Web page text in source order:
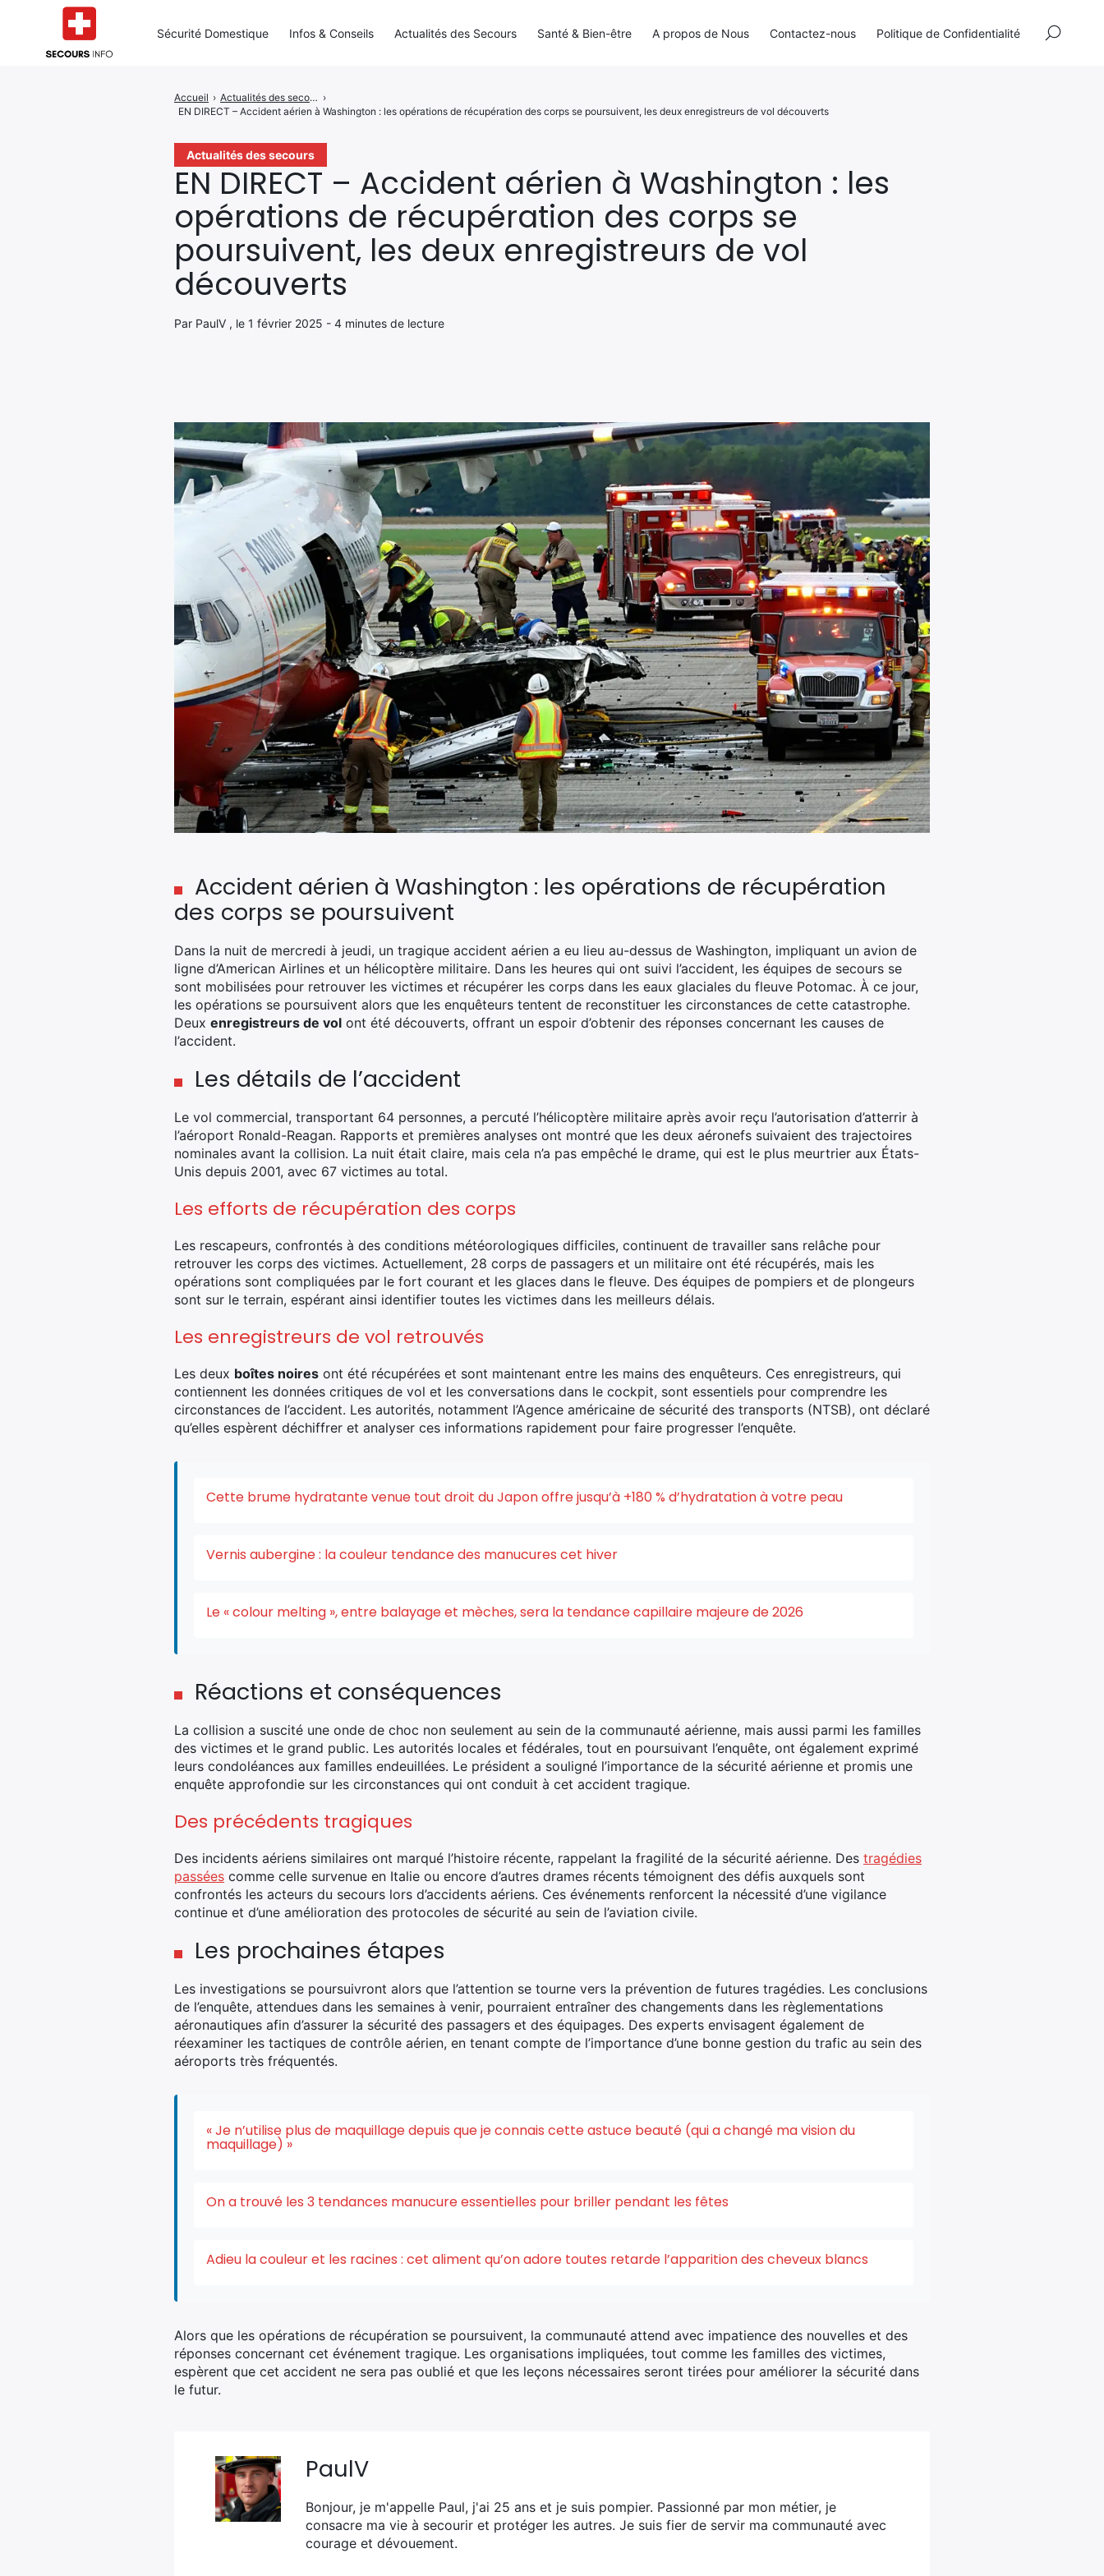
Actualités des secours
EN DIRECT – Accident aérien à Washington : les
opérations de récupération des corps se
poursuivent, les deux enregistreurs de vol
découverts
Par PaulV , le 1 février 2025 - 4 minutes de lecture
Accueil › Actualités des secours ›
EN DIRECT – Accident aérien à Washington : les opérations de récupération des corps se poursuivent, les deux enregistreurs de vol découverts
Accident aérien à Washington : les opérations de récupération
des corps se poursuivent
Dans la nuit de mercredi à jeudi, un tragique accident aérien a eu lieu au-dessus de Washington, impliquant un avion de
ligne d’American Airlines et un hélicoptère militaire. Dans les heures qui ont suivi l’accident, les équipes de secours se
sont mobilisées pour retrouver les victimes et récupérer les corps dans les eaux glaciales du fleuve Potomac. À ce jour,
les opérations se poursuivent alors que les enquêteurs tentent de reconstituer les circonstances de cette catastrophe.
Deux enregistreurs de vol ont été découverts, offrant un espoir d’obtenir des réponses concernant les causes de
l’accident.
Les détails de l’accident
Le vol commercial, transportant 64 personnes, a percuté l’hélicoptère militaire après avoir reçu l’autorisation d’atterrir à
l’aéroport Ronald-Reagan. Rapports et premières analyses ont montré que les deux aéronefs suivaient des trajectoires
nominales avant la collision. La nuit était claire, mais cela n’a pas empêché le drame, qui est le plus meurtrier aux États-
Unis depuis 2001, avec 67 victimes au total.
Les efforts de récupération des corps
Les rescapeurs, confrontés à des conditions météorologiques difficiles, continuent de travailler sans relâche pour
retrouver les corps des victimes. Actuellement, 28 corps de passagers et un militaire ont été récupérés, mais les
opérations sont compliquées par le fort courant et les glaces dans le fleuve. Des équipes de pompiers et de plongeurs
sont sur le terrain, espérant ainsi identifier toutes les victimes dans les meilleurs délais.
Les enregistreurs de vol retrouvés
Les deux boîtes noires ont été récupérées et sont maintenant entre les mains des enquêteurs. Ces enregistreurs, qui
contiennent les données critiques de vol et les conversations dans le cockpit, sont essentiels pour comprendre les
circonstances de l’accident. Les autorités, notamment l’Agence américaine de sécurité des transports (NTSB), ont déclaré
qu’elles espèrent déchiffrer et analyser ces informations rapidement pour faire progresser l’enquête.
Cette brume hydratante venue tout droit du Japon offre jusqu’à +180 % d’hydratation à votre peau
Vernis aubergine : la couleur tendance des manucures cet hiver
Le « colour melting », entre balayage et mèches, sera la tendance capillaire majeure de 2026
Réactions et conséquences
La collision a suscité une onde de choc non seulement au sein de la communauté aérienne, mais aussi parmi les familles
des victimes et le grand public. Les autorités locales et fédérales, tout en poursuivant l’enquête, ont également exprimé
leurs condoléances aux familles endeuillées. Le président a souligné l’importance de la sécurité aérienne et promis une
enquête approfondie sur les circonstances qui ont conduit à cet accident tragique.
Des précédents tragiques
Des incidents aériens similaires ont marqué l’histoire récente, rappelant la fragilité de la sécurité aérienne. Des tragédies
passées comme celle survenue en Italie ou encore d’autres drames récents témoignent des défis auxquels sont
confrontés les acteurs du secours lors d’accidents aériens. Ces événements renforcent la nécessité d’une vigilance
continue et d’une amélioration des protocoles de sécurité au sein de l’aviation civile.
Les prochaines étapes
Les investigations se poursuivront alors que l’attention se tourne vers la prévention de futures tragédies. Les conclusions
de l’enquête, attendues dans les semaines à venir, pourraient entraîner des changements dans les règlementations
aéronautiques afin d’assurer la sécurité des passagers et des équipages. Des experts envisagent également de
réexaminer les tactiques de contrôle aérien, en tenant compte de l’importance d’une bonne gestion du trafic au sein des
aéroports très fréquentés.
« Je n’utilise plus de maquillage depuis que je connais cette astuce beauté (qui a changé ma vision du
maquillage) »
On a trouvé les 3 tendances manucure essentielles pour briller pendant les fêtes
Adieu la couleur et les racines : cet aliment qu’on adore toutes retarde l’apparition des cheveux blancs
Alors que les opérations de récupération se poursuivent, la communauté attend avec impatience des nouvelles et des
réponses concernant cet événement tragique. Les organisations impliquées, tout comme les familles des victimes,
espèrent que cet accident ne sera pas oublié et que les leçons nécessaires seront tirées pour améliorer la sécurité dans
le futur.
PaulV
Bonjour, je m'appelle Paul, j'ai 25 ans et je suis pompier. Passionné par mon métier, je
consacre ma vie à secourir et protéger les autres. Je suis fier de servir ma communauté avec
courage et dévouement.
Sécurité Domestique Infos & Conseils Actualités des Secours Santé & Bien-être A propos de Nous Contactez-nous Politique de Confidentialité
Rechercher